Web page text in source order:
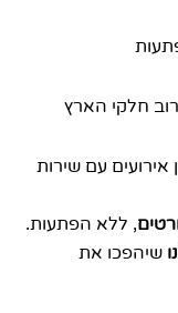
חלקי הארץ
אירועים עם שירות
, ללא הפתעות.
שיהפכו את